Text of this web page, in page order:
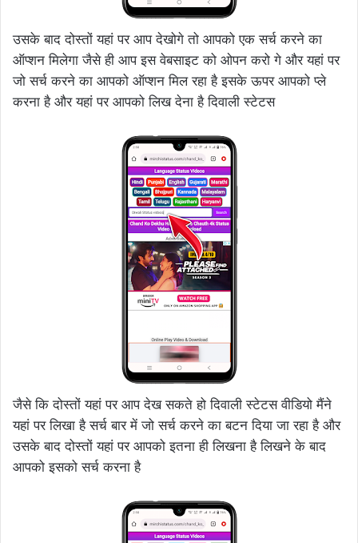
उसके बाद दोस्तों यहां पर आप देखोगे तो आपको एक सर्च करने का
ऑप्शन मिलेगा जैसे ही आप इस वेबसाइट को ओपन करो गे और यहां पर
जो सर्च करने का आपको ऑप्शन मिल रहा है इसके ऊपर आपको प्ले
करना है और यहां पर आपको लिख देना है दिवाली स्टेटस
जैसे कि दोस्तों यहां पर आप देख सकते हो दिवाली स्टेटस वीडियो मैंने
यहां पर लिखा है सर्च बार में जो सर्च करने का बटन दिया जा रहा है और
उसके बाद दोस्तों यहां पर आपको इतना ही लिखना है लिखने के बाद
आपको इसको सर्च करना है